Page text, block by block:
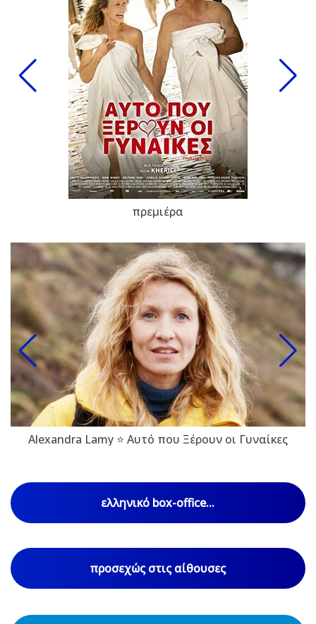
πρεμιέρα
Alexandra Lamy ⭐ Αυτό που Ξέρουν οι Γυναίκες
ελληνικό box-office...
προσεχώς στις αίθουσες